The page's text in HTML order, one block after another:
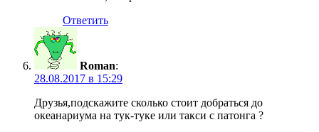
Ответить
Roman:
28.08.2017 в 15:29
Друзья,подскажите сколько стоит добраться до
океанариума на тук-туке или такси с патонга ?